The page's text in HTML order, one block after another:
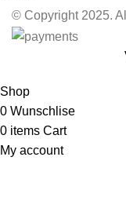
© Copyright 2025.
Shop
0 Wunschlise
0 items Cart
My account